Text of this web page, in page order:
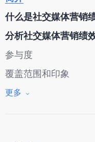
什么是社交媒体营销
分析社交媒体营销绩
参与度
覆盖范围和印象
粉丝增长
更多